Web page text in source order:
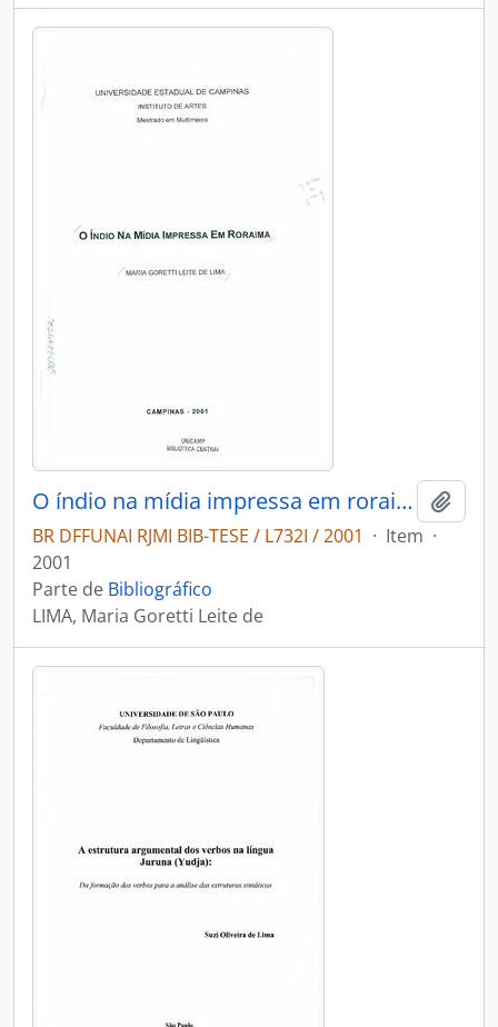
O índio na mídia impressa em roraims
BR DFFUNAI RJMI BIB-TESE / L732I / 2001 · Item ·
2001
Parte de Bibliográfico
LIMA, Maria Goretti Leite de